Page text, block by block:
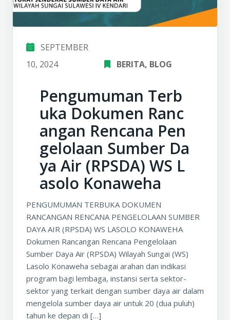
SEPTEMBER
10, 2024
BERITA‚ BLOG
Pengumuman Terb
uka Dokumen Ranc
angan Rencana Pen
gelolaan Sumber Da
ya Air (RPSDA) WS L
asolo Konaweha
PENGUMUMAN TERBUKA DOKUMEN
RANCANGAN RENCANA PENGELOLAAN SUMBER
DAYA AIR (RPSDA) WS LASOLO KONAWEHA
Dokumen Rancangan Rencana Pengelolaan
Sumber Daya Air (RPSDA) Wilayah Sungai (WS)
Lasolo Konaweha sebagai arahan dan indikasi
program bagi lembaga, instansi serta sektor-
sektor yang terkait dengan sumber daya air dalam
mengelola sumber daya air untuk 20 (dua puluh)
tahun ke depan di […]